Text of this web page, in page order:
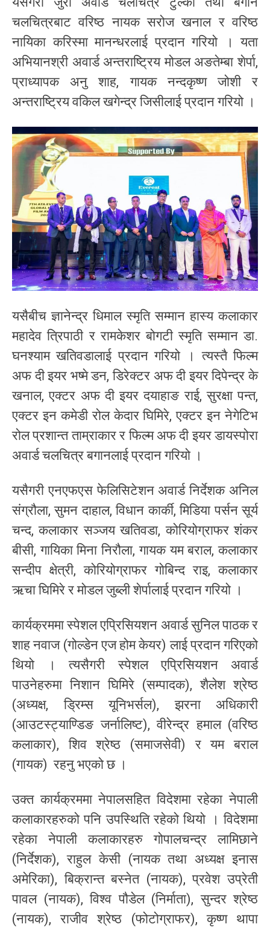
चलचित्रबाट वरिष्ठ नायक सरोज खनाल र वरिष्ठ
नायिका करिस्मा मानन्धरलाई प्रदान गरियो । यता
अभियानश्री अवार्ड अन्तराष्ट्रिय मोडल अङतेम्बा शेर्पा,
प्राध्यापक अनु शाह, गायक नन्दकृष्ण जोशी र
अन्तराष्ट्रिय वकिल खगेन्द्र जिसीलाई प्रदान गरियो ।
यसैबीच ज्ञानेन्द्र धिमाल स्मृति सम्मान हास्य कलाकार
महादेव त्रिपाठी र रामकेशर बोगटी स्मृति सम्मान डा.
घनश्याम खतिवडालाई प्रदान गरियो । त्यस्तै फिल्म
अफ दी इयर भष्मे डन, डिरेक्टर अफ दी इयर दिपेन्द्र के
खनाल, एक्टर अफ दी इयर दयाहाङ राई, सुरक्षा पन्त,
एक्टर इन कमेडी रोल केदार घिमिरे, एक्टर इन नेगेटिभ
रोल प्रशान्त ताम्राकार र फिल्म अफ दी इयर डायस्पोरा
अवार्ड चलचित्र बगानलाई प्रदान गरियो ।
यसैगरी एनएफएस फेलिसिटेशन अवार्ड निर्देशक अनिल
संग्रौला, सुमन दाहाल, विधान कार्की, मिडिया पर्सन सूर्य
चन्द, कलाकार सञ्जय खतिवडा, कोरियोग्राफर शंकर
बीसी, गायिका मिना निरौला, गायक यम बराल, कलाकार
सन्दीप क्षेत्री, कोरियोग्राफर गोबिन्द राइ, कलाकार
ऋचा घिमिरे र मोडल जुब्ली शेर्पालाई प्रदान गरियो ।
कार्यक्रममा स्पेशल एप्रिसियशन अवार्ड सुनिल पाठक र
शाह नवाज (गोल्डेन एज होम केयर) लाई प्रदान गरिएको
थियो । त्यसैगरी स्पेशल एप्रिसियशन अवार्ड
पाउनेहरुमा निशान घिमिरे (सम्पादक), शैलेश श्रेष्ठ
(अध्यक्ष, ड्रिम्स यूनिभर्सल), झरना अधिकारी
(आउटस्ट्याण्डिङ जर्नालिष्ट), वीरेन्द्र हमाल (वरिष्ठ
कलाकार), शिव श्रेष्ठ (समाजसेवी) र यम बराल
(गायक) रहनु भएको छ ।
उक्त कार्यक्रममा नेपालसहित विदेशमा रहेका नेपाली
कलाकारहरुको पनि उपस्थिति रहेको थियो । विदेशमा
रहेका नेपाली कलाकारहरु गोपालचन्द्र लामिछाने
(निर्देशक), राहुल केसी (नायक तथा अध्यक्ष इनास
अमेरिका), बिक्रान्त बस्नेत (नायक), प्रवेश उप्रेती
पावल (नायक), विश्व पौडेल (निर्माता), सुन्दर श्रेष्ठ
(नायक), राजीव श्रेष्ठ (फोटोग्राफर), कृष्ण थापा